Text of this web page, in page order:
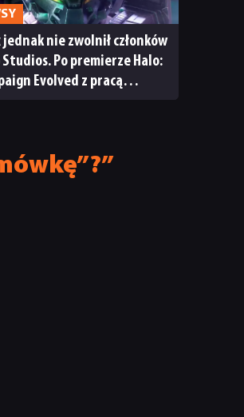
jednak nie zwolnił członków
Studios. Po premierze Halo:
Evolved z pracą